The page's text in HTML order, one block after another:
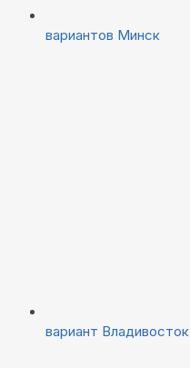
вариантов Минск
вариант Владивосток